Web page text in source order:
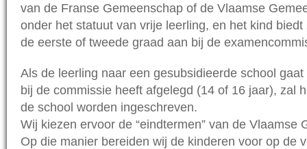
van de Franse Gemeenschap of de Vlaamse
onder het statuut van vrije leerling, en het kind
de eerste of tweede graad aan bij de
Als de leerling naar een gesubsidieerde school
bij de commissie heeft afgelegd (14 of 16 jaar), zal
de school worden ingeschreven.
Wij kiezen ervoor de “eindtermen” van de Vlaamse
Op die manier bereiden wij de kinderen voor op de